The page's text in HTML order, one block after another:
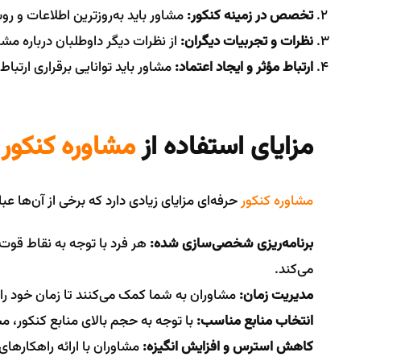
تخصص در زمینه کنکور:مشاور باید به‌روزترین اطلاعات و
نظرات و تجربیات دیگران: از نظرات دیگر داوطلبان درباره
ارتباط مؤثر و ایجاد اعتماد:مشاور باید توانایی برقراری
مزایای استفاده ازمشاوره کنکور
مشاوره کنکورحرفه‌ای مزایای زیادی دارد که برخی از آن‌ها
برنامه‌ریزی شخصی‌سازی شده: هر فرد با توجه به نقاط
می‌کند.
مدیریت زمان:مشاوران به شما کمک می‌کنند تا زمان خود
انتخاب منابع مناسب:با توجه به حجم بالای منابع
کاهش استرس و افزایش انگیزه:مشاوران با ارائه